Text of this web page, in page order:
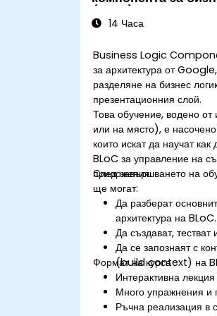
14 Часа
Business Logic
за архитектура от
разделяне на бизнес
презентационния слой.
Това обучение, водено от
или на място), е
които искат да научат
BLoC за управление на
приложения.
След завършването на
ще могат:
Да разберат
архитектура на BLoC.
Да създават,
Да се запознаят с
(build context) на
Формат на курса
Интерактивна
Много упражнения и
Ръчна реализация в